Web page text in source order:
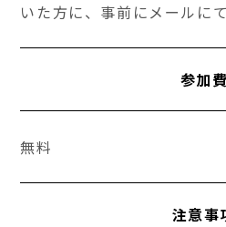
いた方に、事前にメールに
参加費
無料
注意事